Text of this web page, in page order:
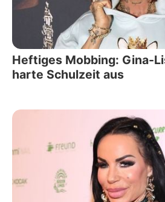
Heftiges Mobbing: Gina-
harte Schulzeit aus